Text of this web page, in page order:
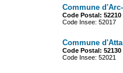
Commune
Code Postal: 52210
Code Insee: 52017
Commune
Code Postal: 52130
Code Insee: 52021